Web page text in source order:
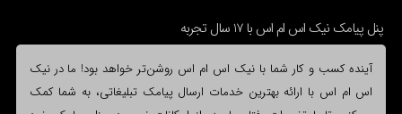
پنل پیامک نیک اس ام اس با 17 سال تجربه
آینده کسب و کار شما با نیک اس ام اس روشن‌تر خواهد بود! ما در نیک
اس ام اس با ارائه بهترین خدمات ارسال پیامک تبلیغاتی، به شما کمک